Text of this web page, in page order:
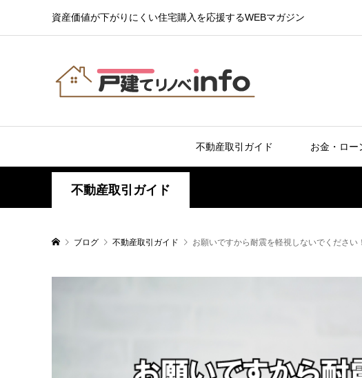
資産価値が下がりにくい住宅購入を応援するWEBマガジン
不動産取引ガイド お金・ロー
不動産取引ガイド
ブログ 不動産取引ガイド お願いですから耐震を軽視しないでください！